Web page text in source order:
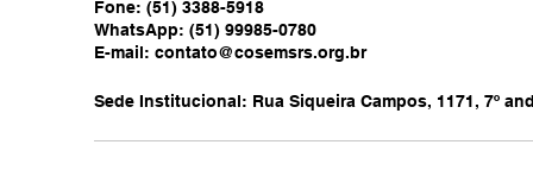
Fone: (51) 3388-5918
WhatsApp: (51) 99985-0780
E-mail: contato@cosemsrs.org.br
Sede Institucional: Rua Siqueira Campos, 1171, 7º